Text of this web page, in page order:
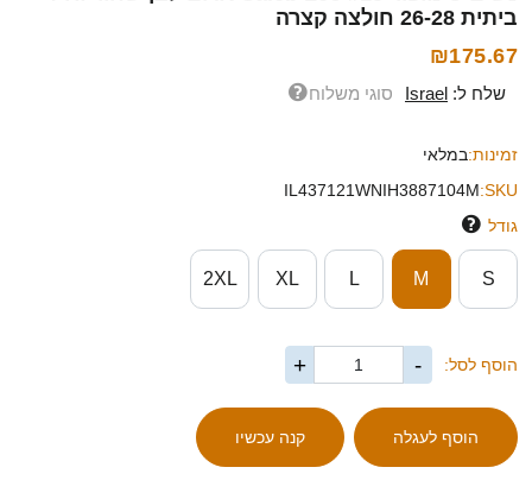
ביתית 26-28 חולצה קצרה
₪175.67
שלח ל: Israel סוגי משלוח
זמינות:במלאי
SKU:
IL437121WNIH3887104M
גודל
S
M
L
XL
2XL
הוסף לסל: -
+